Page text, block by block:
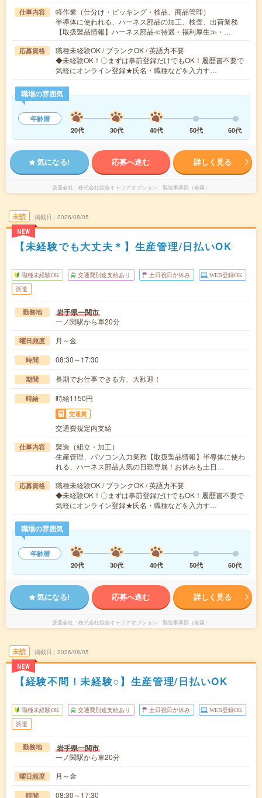
仕事内容
軽作業（仕分け・ピッキング・検品、商品管理）
半導体に使われる、ハーネス部品の加工、検査、出荷業務
【取扱製品情報】ハーネス部品≪待遇・福利厚生≫・…
応募資格
職種未経験OK / ブランクOK / 英語力不要
◆未経験OK！〇まずは事前登録だけでもOK！履歴書不要で
気軽にオンライン登録★氏名・職種などを入力す…
職場の雰囲気
年齢層
20代
30代 40代 50代 60代
気になる! 応募へ進む 詳しく見る
派遣会社 株式会社綜合キャリアオプション 製造事業部（全国）
未読
NEW
掲載日 2026/08/05
【未経験でも大丈夫＊】生産管理/日払いOK
職種未経験OK 交通費別途支給あり 土日祝日が休み WEB登録OK
派遣
勤務地 岩手県一関市
一ノ関駅から車20分
曜日頻度 月～金
時間 08:30～17:30
期間 長期でお仕事できる方、大歓迎！
時給 時給1150円
交通費
交通費規定内支給
仕事内容
製造（組立・加工）
生産管理、パソコン入力業務【取扱製品情報】半導体に使わ
れる、ハーネス部品人気の日勤専属！お休みも土日…
応募資格
職種未経験OK / ブランクOK / 英語力不要
◆未経験OK！〇まずは事前登録だけでもOK！履歴書不要で
気軽にオンライン登録★氏名・職種などを入力す…
職場の雰囲気
年齢層
20代
30代 40代 50代 60代
気になる! 応募へ進む 詳しく見る
派遣会社 株式会社綜合キャリアオプション 製造事業部（全国）
未読
NEW
掲載日 2026/08/05
【経験不問！未経験○】生産管理/日払いOK
職種未経験OK 交通費別途支給あり 土日祝日が休み WEB登録OK
派遣
勤務地 岩手県一関市
一ノ関駅から車20分
曜日頻度 月～金
時間 08:30～17:30